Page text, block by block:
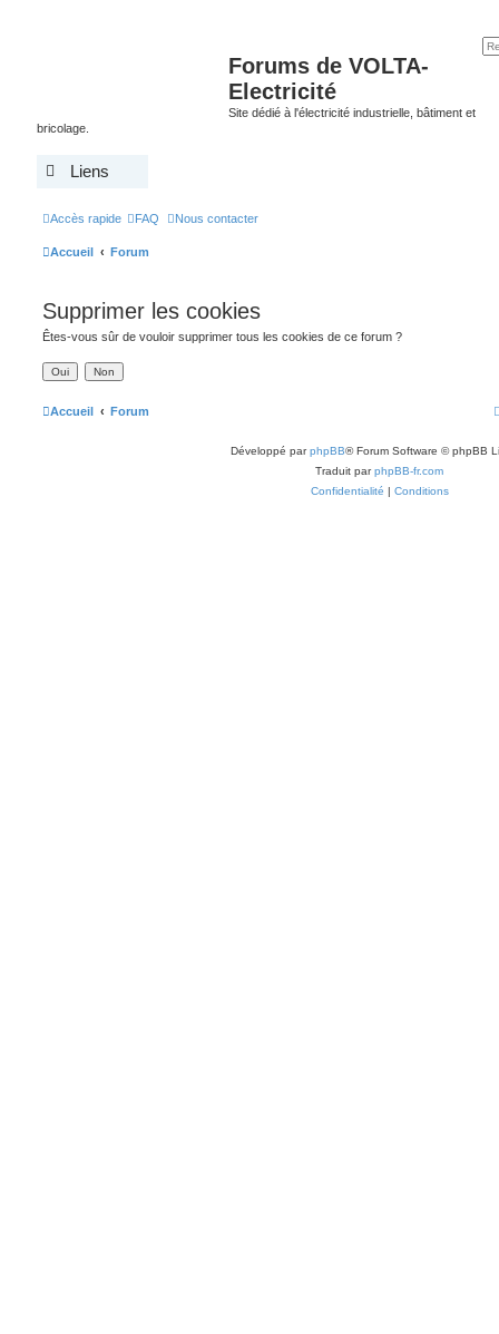
Forums de VOLTA-
Electricité
Site dédié à l'électricité industrielle, bâtiment et
bricolage.
Liens
Accès rapide FAQ Nous contacter
Accueil Forum
Supprimer les cookies
Êtes-vous sûr de vouloir supprimer tous les cookies de ce forum ?
Accueil Forum
Développé parphpBB® Forum Software © phpBB
Traduit parphpBB-fr.com
Confidentialité | Conditions